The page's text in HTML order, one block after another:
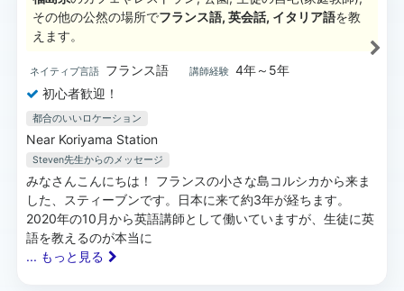
その他の公然の場所でフランス語, 英会話, イタリア語を教
えます。
ネイティブ言語 フランス語 講師経験 4年～5年
初心者歓迎！
都合のいいロケーション
Near Koriyama Station
Steven先生からのメッセージ
みなさんこんにちは！ フランスの小さな島コルシカから来ま
した、スティーブンです。日本に来て約3年が経ちます。
2020年の10月から英語講師として働いていますが、生徒に英
語を教えるのが本当に
... もっと見る